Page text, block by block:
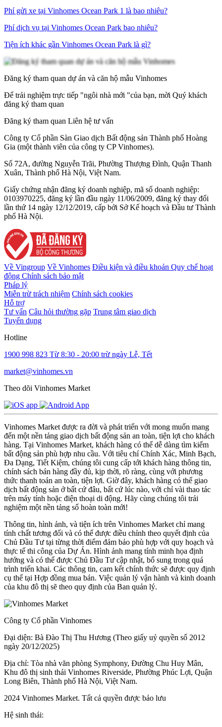
Phí gửi xe tại Vinhomes Ocean Park 1 là bao nhiêu?
Phí dịch vụ tại Vinhomes Ocean Park bao nhiêu?
Tiện ích khác gần Vinhomes Ocean Park là gì?
Đăng ký tham quan dự án và căn hộ mẫu Vinhomes
Để trải nghiệm trực tiếp "ngôi nhà mới "của bạn, mời Quý khách
đăng ký tham quan
Đăng ký tham quan Liên hệ tư vấn
Công ty Cổ phần Sàn Giao dịch Bất động sản Thành phố Hoàng
Gia (một thành viên của công ty CP Vinhomes).
Số 72A, đường Nguyễn Trãi, Phường Thượng Đình, Quận Thanh
Xuân, Thành phố Hà Nội, Việt Nam.
Giấy chứng nhận đăng ký doanh nghiệp, mã số doanh nghiệp:
0103970225, đăng ký lần đầu ngày 11/06/2009, đăng ký thay đổi
lần thứ 14 ngày 12/12/2019, cấp bởi Sở Kế hoạch và Đầu tư Thành
phố Hà Nội.
Về Vingroup Về Vinhomes Điều kiện và điều khoản Quy chế hoạt
động Chính sách bảo mật
Pháp lý
Miễn trừ trách nhiệm Chính sách cookies
Hỗ trợ
Tư vấn Câu hỏi thường gặp Trung tâm giao dịch
Tuyển dụng
Hotline
1900 998 823 Từ 8:30 - 20:00 trừ ngày Lễ, Tết
market@vinhomes.vn
Theo dõi Vinhomes Market
Vinhomes Market được ra đời và phát triển với mong muốn mang
đến một nền tảng giao dịch bất động sản an toàn, tiện lợi cho khách
hàng. Tại Vinhomes Market, khách hàng có thể dễ dàng tìm kiếm
bất động sản phù hợp nhu cầu. Với tiêu chí Chính Xác, Minh Bạch,
Đa Dạng, Tiết Kiệm, chúng tôi cung cấp tới khách hàng thông tin,
chính sách bán hàng đầy đủ, kịp thời, rõ ràng, cùng với phương
thức thanh toán an toàn, tiện lợi. Giờ đây, khách hàng có thể giao
dịch bất động sản ở bất cứ đâu, bất cứ lúc nào, với chỉ vài thao tác
trên máy tính hoặc điện thoại di động. Hãy cùng chúng tôi trải
nghiệm một nền tảng số hoàn toàn mới!
Thông tin, hình ảnh, và tiện ích trên Vinhomes Market chỉ mang
tính chất tương đối và có thể được điều chỉnh theo quyết định của
Chủ Đầu Tư tại từng thời điểm đảm bảo phù hợp với quy hoạch và
thực tế thi công của Dự Án. Hình ảnh mang tính minh họa định
hướng và có thể được Chủ Đầu Tư cập nhật, bổ sung trong quá
trình triển khai. Các thông tin, cam kết chính thức sẽ được quy định
cụ thể tại Hợp đồng mua bán. Việc quản lý vận hành và kinh doanh
của khu đô thị sẽ theo quy định của Ban quản lý.
Công ty Cổ phần Vinhomes
Đại diện: Bà Đào Thị Thu Hương (Theo giấy uỷ quyền số 2012
ngày 20/12/2025)
Địa chỉ: Tòa nhà văn phòng Symphony, Đường Chu Huy Mân,
Khu đô thị sinh thái Vinhomes Riverside, Phường Phúc Lợi, Quận
Long Biên, Thành phố Hà Nội, Việt Nam.
2024 Vinhomes Market. Tất cả quyền được bảo lưu
Hệ sinh thái: